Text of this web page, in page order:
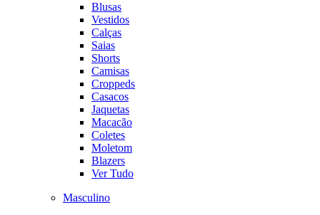
Blusas
Vestidos
Calças
Saias
Shorts
Camisas
Croppeds
Casacos
Jaquetas
Macacão
Coletes
Moletom
Blazers
Ver Tudo
Masculino